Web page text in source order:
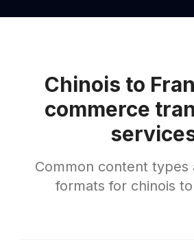
Chinois to
commerce
Common content types
formats for chinois